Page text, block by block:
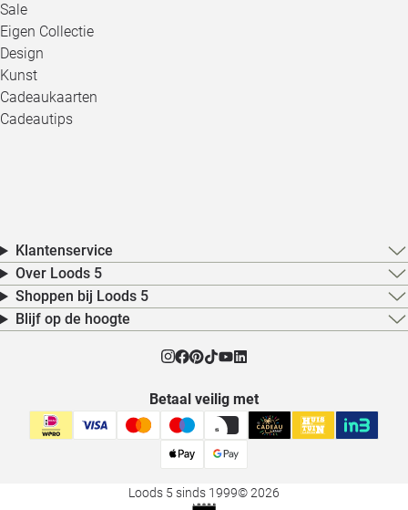
Sale
Eigen Collectie
Design
Kunst
Cadeaukaarten
Cadeautips
Klantenservice
Over Loods 5
Shoppen bij Loods 5
Blijf op de hoogte
Betaal veilig met
Loods 5 sinds 1999© 2026